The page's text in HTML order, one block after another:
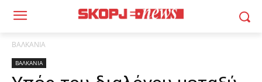
ΒΑΛΚΑΝΙΑ
ΒΑΛΚΑΝΙΑ